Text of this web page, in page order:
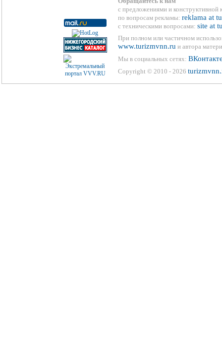
с предложениями и конструктивной
по вопросам рекламы: reklama at
с техническими вопросами: site at
При полном или частичном
www.turizmvnn.ru и автора
Мы в социальных сетях:
Copyright © 2010 - 2026